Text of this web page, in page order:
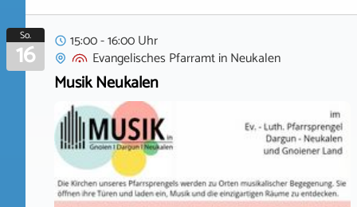
So.
16
15:00 - 16:00 Uhr
Evangelisches PfarramtinNeukalen
Musik Neukalen